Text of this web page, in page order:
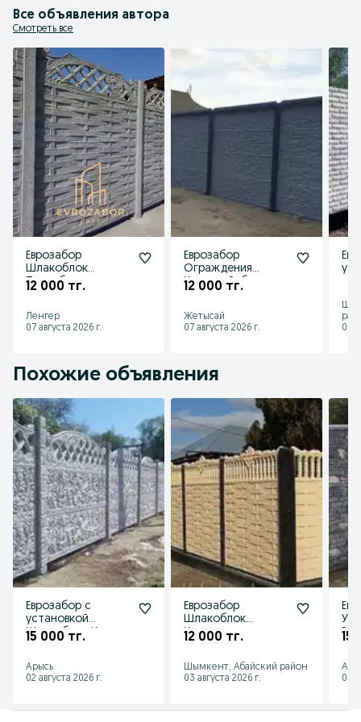
Все объявления автора
Смотреть все
Еврозабор
Шлакоблок
Пескоблок
12 000 тг.
Ленгер
07 августа 2026 г.
Еврозабор
Ограждения
Қоршау Забор
12 000 тг.
Жетысай
07 августа 2026 г.
06
Похожие объявления
Еврозабор с
установкой
Шлакоблок Кирпич
15 000 тг.
Арысь
02 августа 2026 г.
Еврозабор
Шлакоблок
Қоршау
12 000 тг.
Шымкент, Абайский район
03 августа 2026 г.
15
05